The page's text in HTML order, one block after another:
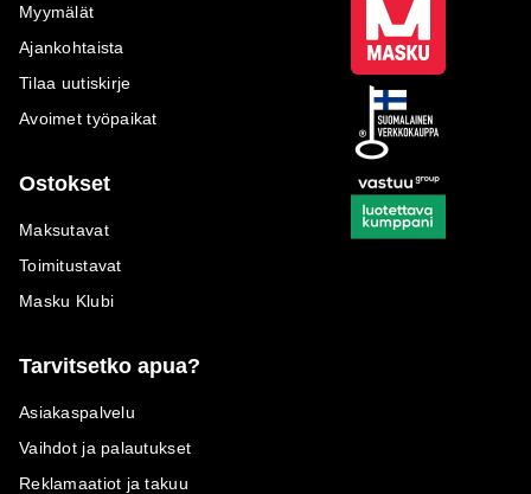
Myymälät
Ajankohtaista
Tilaa uutiskirje
Avoimet työpaikat
Ostokset
Maksutavat
Toimitustavat
Masku Klubi
Tarvitsetko apua?
Asiakaspalvelu
Vaihdot ja palautukset
Reklamaatiot ja takuu